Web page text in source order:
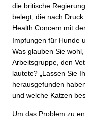
die britische
belegt, die nach
Health Concern mit
Impfungen für Hunde
Was glauben Sie
Arbeitsgruppe, den
lautete? „Lassen Sie
herausgefunden
und welche Katzen
Um das Problem zu